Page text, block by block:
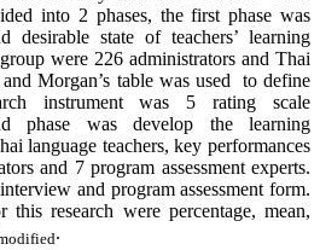
into 2 phases, the first phase was
desirable state of teachers’ learning
were 226 administrators and Thai
Morgan’s table was used to define
instrument was 5 rating scale
phase was develop the learning
language teachers, key performances
and 7 program assessment experts.
and program assessment form.
this research were percentage, mean,
.